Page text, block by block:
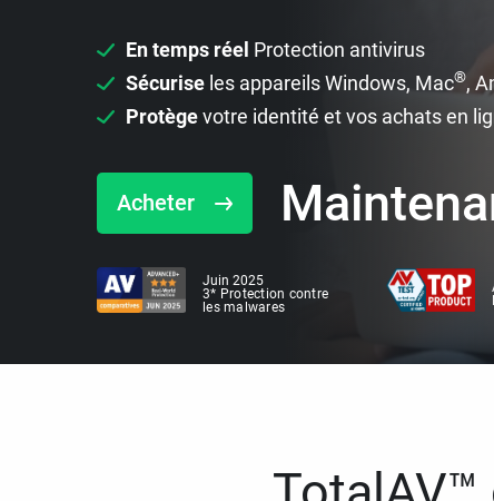
En temps réel Protection antivirus
Sécurise les appareils Windows, Mac®,
Protègevotre identité et vos achats en
Acheter
Juin 2025
3* Protection contre
les malwares